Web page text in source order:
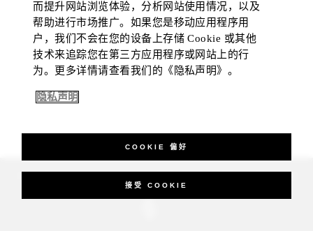
_Four Seasons Hotels Limited 1997-2026. All Rights Reserved.
而提升网站浏览体验，分析网站使用情况，以及
帮助进行市场推广。如果您是移动应用程序用
户，我们不会在您的设备上存储 Cookie 或其他
技术来追踪您在第三方应用程序或网站上的行
为。更多详情请查看我们的《隐私声明》。
隐私声明
COOKIE 偏好
接受 COOKIE